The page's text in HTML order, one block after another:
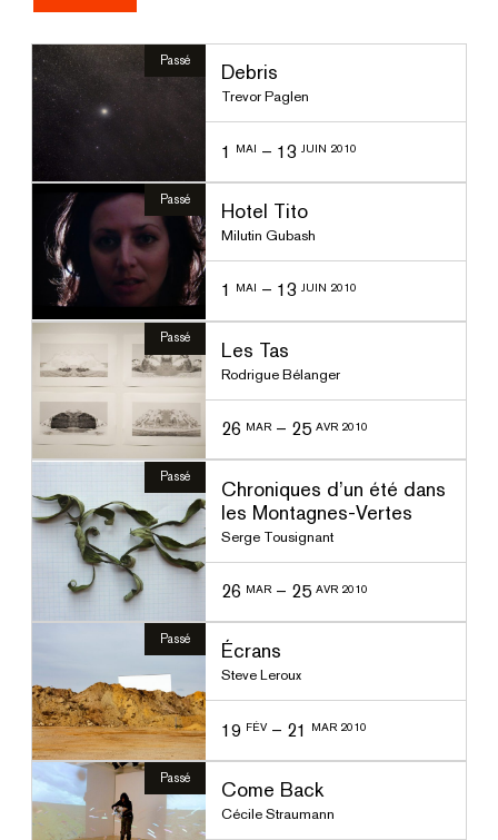
Passé
Debris
Trevor Paglen
1 MAI – 13JUIN 2010
Passé
Hotel Tito
Milutin Gubash
1 MAI – 13JUIN 2010
Passé
Les Tas
Rodrigue Bélanger
26 MAR – 25AVR 2010
Passé
Chroniques d’un été dans
les Montagnes-Vertes
Serge Tousignant
26 MAR – 25AVR 2010
Passé
Écrans
Steve Leroux
19 FÉV – 21 MAR 2010
Passé
Come Back
Cécile Straumann